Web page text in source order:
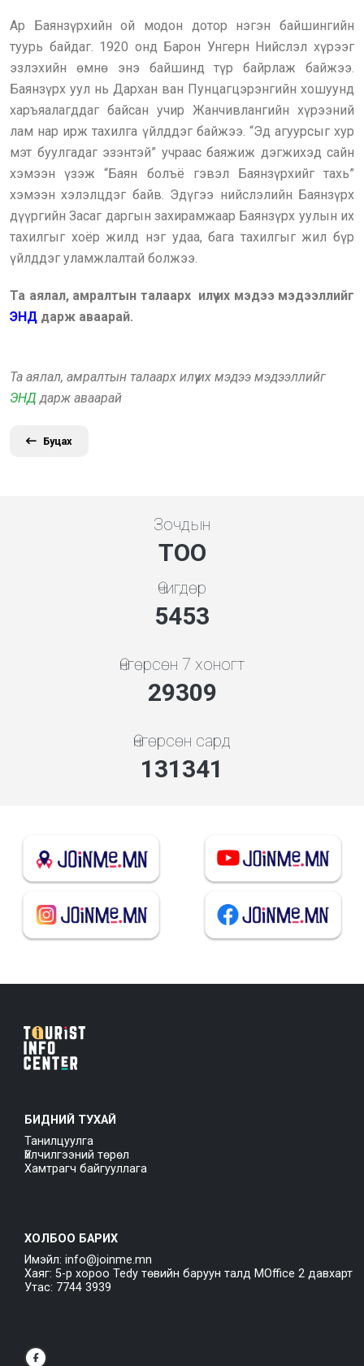
Ар Баянзүрхийн ой модон дотор нэгэн байшингийн
туурь байдаг. 1920 онд Барон Унгерн Нийслэл хүрээг
эзлэхийн өмнө энэ байшинд түр байрлаж байжээ.
Баянзүрх уул нь Дархан ван Пунцагцэрэнгийн хошуунд
харъяалагддаг байсан учир Жанчивлангийн хүрээний
лам нар ирж тахилга үйлддэг байжээ. “Эд агуурсыг хур
мэт буулгадаг эзэнтэй” учраас баяжиж дэгжихэд сайн
хэмээн үзэж “Баян болъё гэвэл Баянзүрхийг тахь”
хэмээн хэлэлцдэг байв. Эдүгээ нийслэлийн Баянзүрх
дүүргийн Засаг даргын захирамжаар Баянзүрх уулын их
тахилгыг хоёр жилд нэг удаа, бага тахилгыг жил бүр
үйлддэг уламжлалтай болжээ.
Та аялал, амралтын талаарх илүү их мэдээ мэдээллийг
ЭНД дарж аваарай.
Та аялал, амралтын талаарх илүү их мэдээ мэдээллийг
ЭНД дарж аваарай
Буцах
Зочдын
ТОО
Өчигдөр
5843
Өнгөрсөн 7 хоногт
31403
Өнгөрсөн сард
140723
БИДНИЙ ТУХАЙ
Танилцуулга
Үйлчилгээний төрөл
Хамтрагч байгууллага
ХОЛБОО БАРИХ
Имэйл: info@joinme.mn
Хаяг: 5-р хороо Tedy төвийн баруун талд MOffice 2 давхарт
Утас: 7744 3939